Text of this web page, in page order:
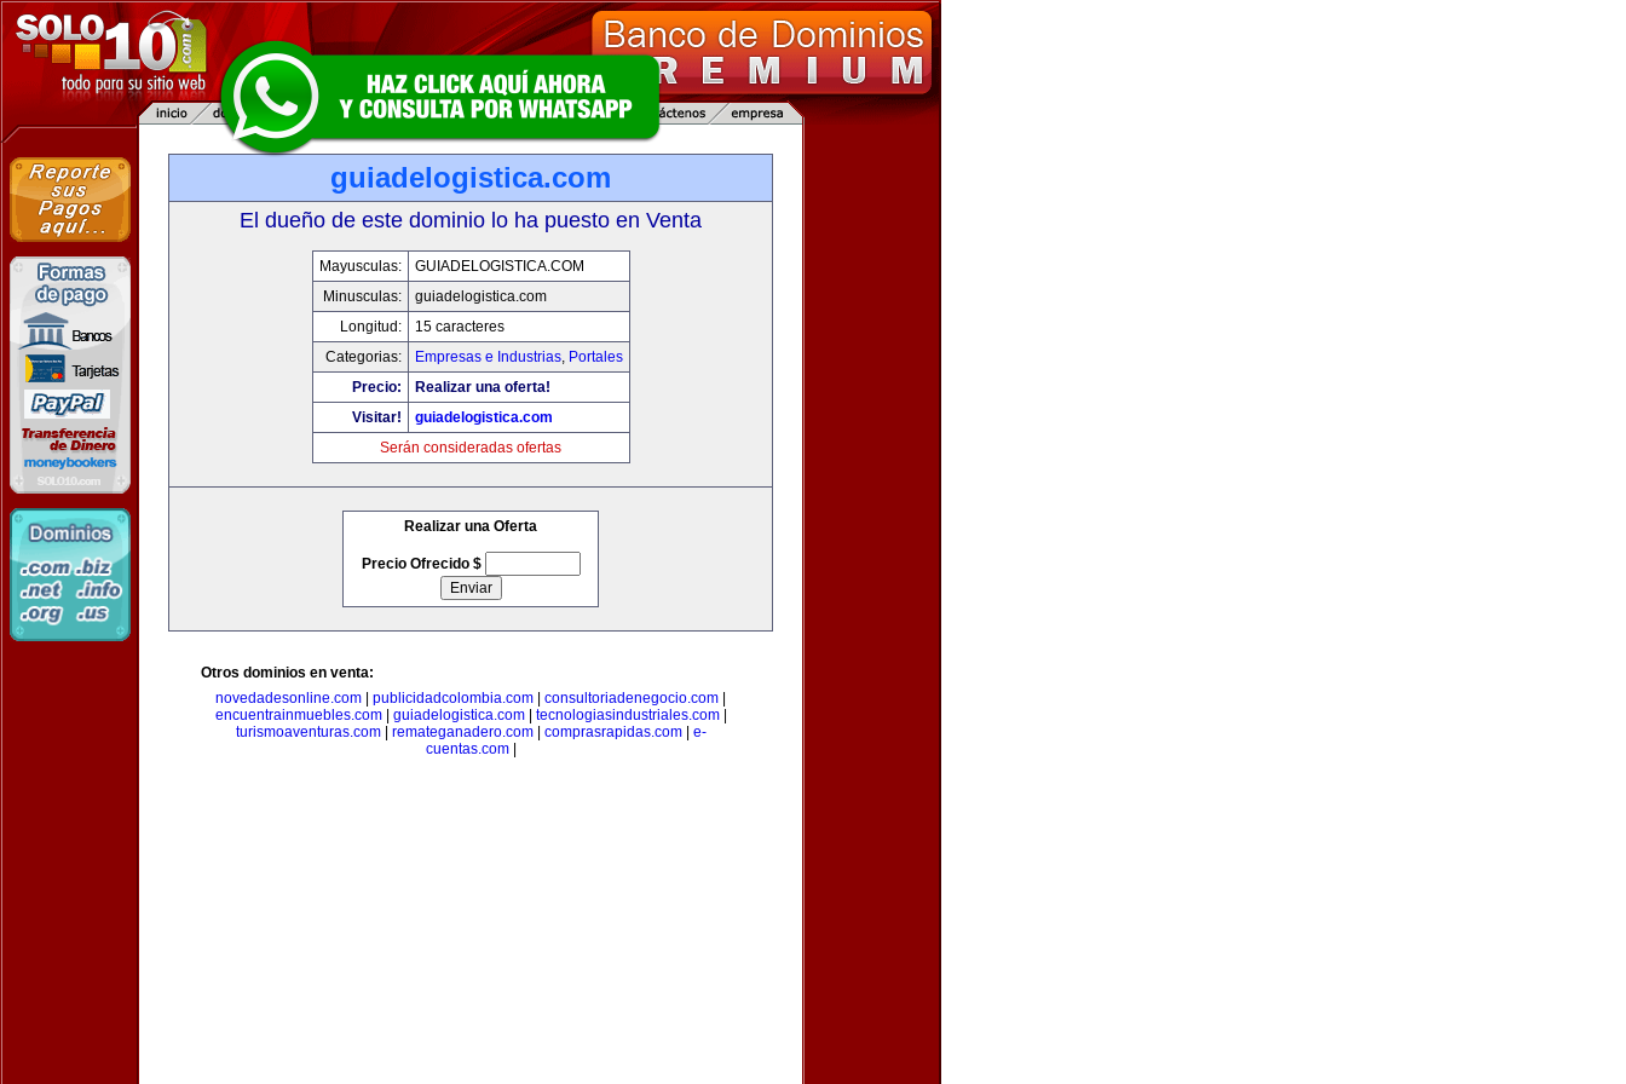
guiadelogistica.com
El dueño de este dominio lo ha puesto en Venta
Mayusculas:
GUIADELOGISTICA.COM
Minusculas:
guiadelogistica.com
Longitud:
15 caracteres
Categorias:
Empresas e Industrias, Portales
Precio:
Realizar una oferta!
Visitar!
guiadelogistica.com
Serán consideradas ofertas
Realizar una Oferta
Precio Ofrecido $
Otros dominios en venta:
novedadesonline.com
publicidadcolombia.com consultoriadenegocio.com
encuentrainmuebles.com| guiadelogistica.com| tecnologiasindustriales.com|
turismoaventuras.com| remateganadero.com| comprasrapidas.com| e-
cuentas.com|